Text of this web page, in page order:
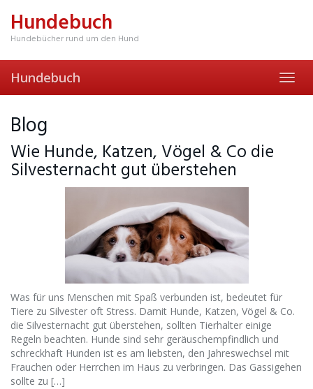
mainHundebuch
Hundebücher rund um den Hund
Hundebuch
Blog
Wie Hunde, Katzen, Vögel & Co die
Silvesternacht gut überstehen
Was für uns Menschen mit Spaß verbunden ist, bedeutet für
Tiere zu Silvester oft Stress. Damit Hunde, Katzen, Vögel & Co.
die Silvesternacht gut überstehen, sollten Tierhalter einige
Regeln beachten. Hunde sind sehr geräuschempfindlich und
schreckhaft Hunden ist es am liebsten, den Jahreswechsel mit
Frauchen oder Herrchen im Haus zu verbringen. Das Gassigehen
sollte zu […]